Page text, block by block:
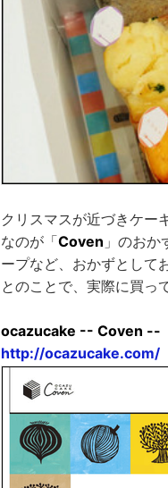
クリスマスが近づきケー
なのが「Coven 」のお
ープなど、おかずとして
とのことで、実際に買っ
ocazucake -- Coven --
http://ocazucake.com/